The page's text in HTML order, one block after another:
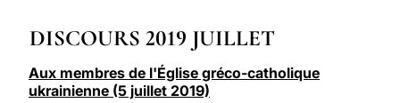
DISCOURS 2019 JUILLET
Aux membres de l'Église gréco-catholique
ukrainienne (5 juillet 2019)